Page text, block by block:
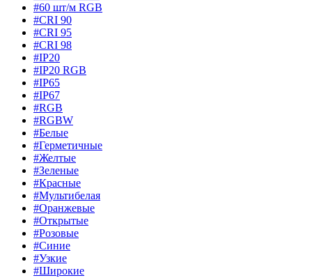
#60 шт/м RGB
#CRI 90
#CRI 95
#CRI 98
#IP20
#IP20 RGB
#IP65
#IP67
#RGB
#RGBW
#Белые
#Герметичные
#Желтые
#Зеленые
#Красные
#Мультибелая
#Оранжевые
#Открытые
#Розовые
#Синие
#Узкие
#Широкие